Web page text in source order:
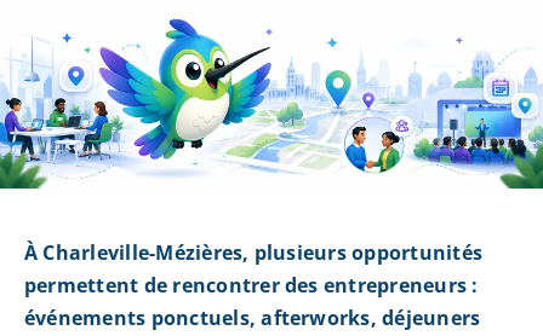
À Charleville-Mézières, plusieurs opportunités
permettent de rencontrer des entrepreneurs :
événements ponctuels, afterworks, déjeuners